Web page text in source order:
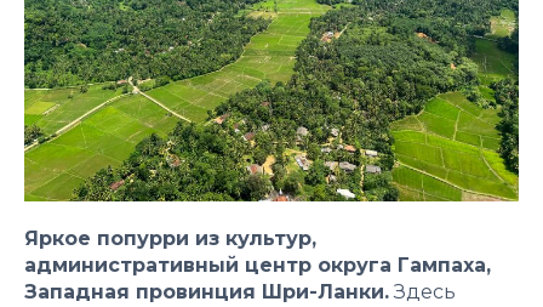
Яркое попурри из культур,
административный центр округа Гампаха,
Западная провинция Шри-Ланки.Здесь